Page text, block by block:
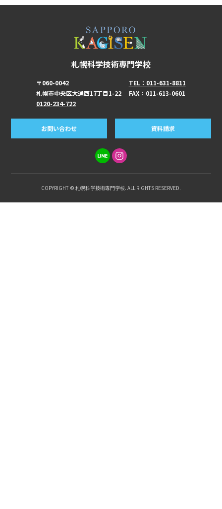
札幌科学技術専門学校
〒060-0042
札幌市中央区大通西17丁目1-22
0120-234-722
TEL：011-631-8811
FAX：011-613-0601
お問い合わせ 資料請求
COPYRIGHT © 札幌科学技術専門学校. ALL RIGHTS RESERVED.